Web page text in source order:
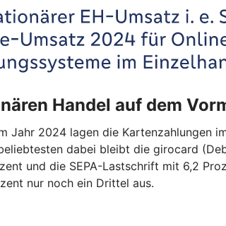
Handel auf dem
Jahr 2024 lagen die Kartenzahlungen
dabei bleibt die girocard
und die SEPA-Lastschrift mit 6,2
nur noch ein Drittel aus.